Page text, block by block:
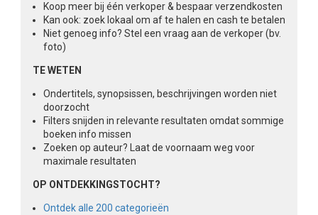
Koop meer bij één verkoper & bespaar verzendkosten
Kan ook: zoek lokaal om af te halen en cash te betalen
Niet genoeg info? Stel een vraag aan de verkoper (bv.
foto)
TE WETEN
Ondertitels, synopsissen, beschrijvingen worden niet
doorzocht
Filters snijden in relevante resultaten omdat sommige
boeken info missen
Zoeken op auteur? Laat de voornaam weg voor
maximale resultaten
OP ONTDEKKINGSTOCHT?
Ontdek alle 200 categorieën